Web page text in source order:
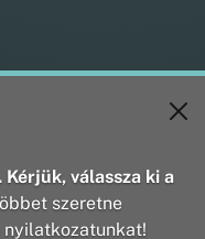
válassza ki a
szeretne